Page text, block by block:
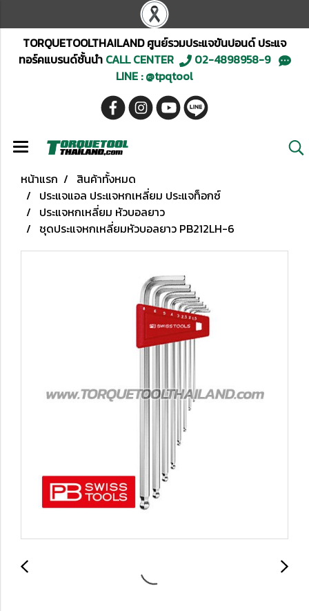
TORQUETOOLTHAILAND ศูนย์รวมประแจขันปอนด์ ประแจ
ทอร์คแบรนด์ชั้นนำCALL CENTER
02-4898958-9
LINE : @tpqtool
หน้าแรก
สินค้าทั้งหมด
ประแจแอล ประแจหกเหลี่ยม ประแจท็อกซ์
ประแจหกเหลี่ยม หัวบอลยาว
ชุดประแจหกเหลี่ยมหัวบอลยาว PB212LH-6